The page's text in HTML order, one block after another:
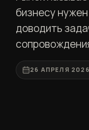
бизнесу
доводить
26 АПРЕЛЯ